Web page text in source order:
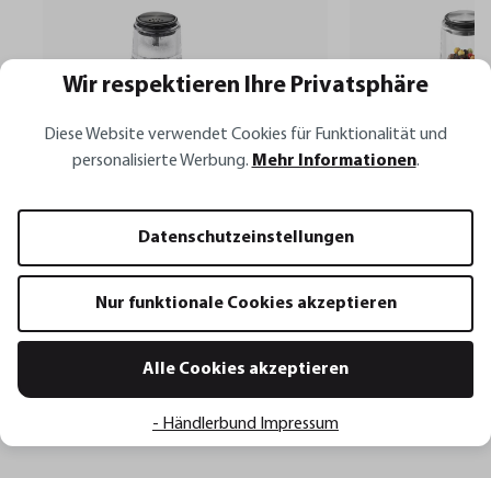
PLOSION®, schwarz
28,95 €*
In den Warenkorb
PLOSION®, S
23,95 €*
Wir respektieren Ihre Privatsphäre
Diese Website verwendet Cookies für Funktionalität und
personalisierte Werbung. Mehr Informationen.
Datenschutzeinstellungen
Nur funktionale Cookies akzeptieren
Alle Cookies akzeptieren
- Händlerbund Impressum